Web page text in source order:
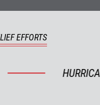
EFFORTS